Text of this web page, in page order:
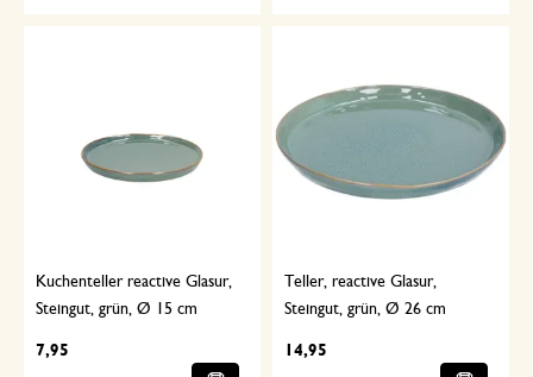
Kuchenteller reactive Glasur,
Steingut, grün, Ø 15 cm
7,95
Teller, reactive Glasur,
Steingut, grün, Ø 26 cm
14,95